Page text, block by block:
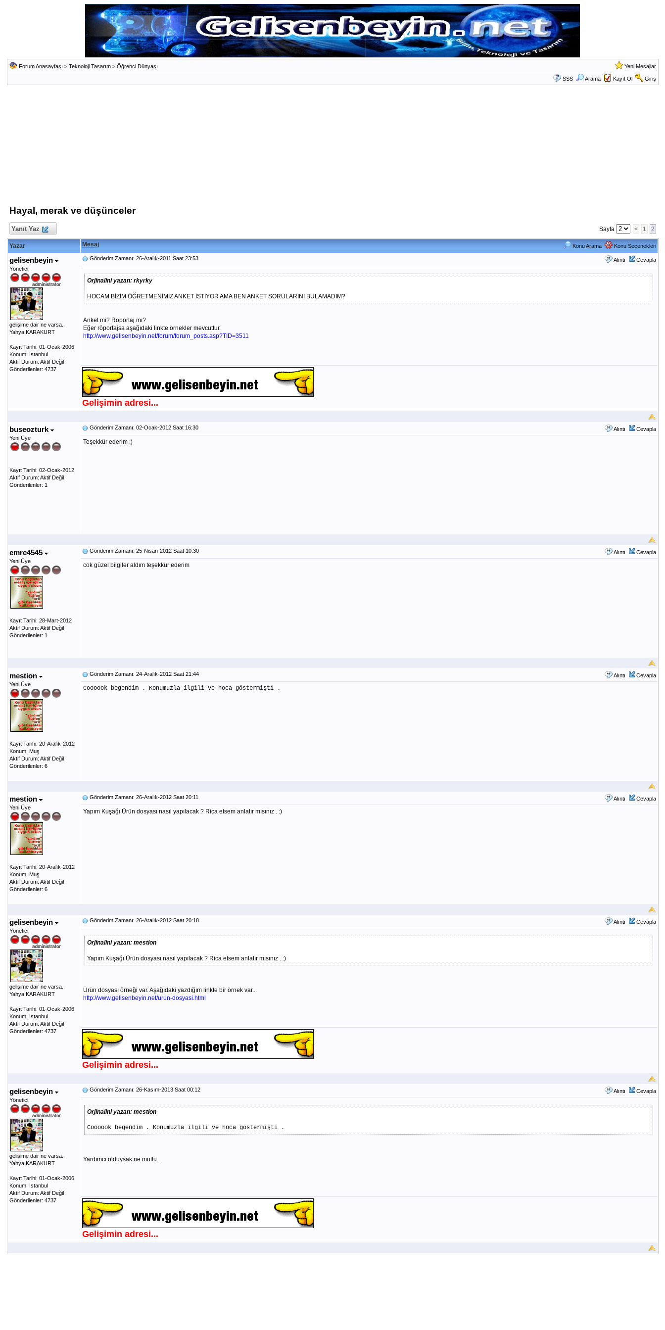
Forum Anasayfası > Teknoloji Tasarım> Öğrenci Dünyası Yeni Mesajlar
SSS Arama Kayıt Ol Giriş
Hayal, merak ve düşünceler
Yanıt Yaz Sayfa < 1 2
Yazar Mesaj Konu Arama Konu Seçenekleri
gelisenbeyin
Yönetici
gelişime dair ne varsa..
Yahya KARAKURT
Kayıt Tarihi: 01-Ocak-2006
Konum: Istanbul
Aktif Durum: Aktif Değil
Gönderilenler: 4737
Alıntı Cevapla
Gönderim Zamanı: 26-Aralık-2011 Saat 23:53
Orjinalini yazan: rkyrky
HOCAM BİZİM ÖĞRETMENİMİZ ANKET İSTİYOR AMA BEN ANKET SORULARINI BULAMADIM?
Anket mi? Röportaj mı?
Eğer röportajsa aşağıdaki linkte örnekler mevcuttur.
http://www.gelisenbeyin.net/forum/forum_posts.asp?TID=3511
Gelişimin adresi...
buseozturk
Yeni Üye
Kayıt Tarihi: 02-Ocak-2012
Aktif Durum: Aktif Değil
Gönderilenler: 1
Alıntı Cevapla
Gönderim Zamanı: 02-Ocak-2012 Saat 16:30
Teşekkür ederim :)
emre4545
Yeni Üye
Kayıt Tarihi: 28-Mart-2012
Aktif Durum: Aktif Değil
Gönderilenler: 1
Alıntı Cevapla
Gönderim Zamanı: 25-Nisan-2012 Saat 10:30
cok güzel bilgiler aldım teşekkür ederim
mestion
Yeni Üye
Kayıt Tarihi: 20-Aralık-2012
Konum: Muş
Aktif Durum: Aktif Değil
Gönderilenler: 6
Alıntı Cevapla
Gönderim Zamanı: 24-Aralık-2012 Saat 21:44
Coooook begendim . Konumuzla ilgili ve hoca göstermişti .
mestion
Yeni Üye
Kayıt Tarihi: 20-Aralık-2012
Konum: Muş
Aktif Durum: Aktif Değil
Gönderilenler: 6
Alıntı Cevapla
Gönderim Zamanı: 26-Aralık-2012 Saat 20:11
Yapım Kuşağı Ürün dosyası nasıl yapılacak ? Rica etsem anlatır mısınız . :)
gelisenbeyin
Yönetici
gelişime dair ne varsa..
Yahya KARAKURT
Kayıt Tarihi: 01-Ocak-2006
Konum: Istanbul
Aktif Durum: Aktif Değil
Gönderilenler: 4737
Alıntı Cevapla
Gönderim Zamanı: 26-Aralık-2012 Saat 20:18
Orjinalini yazan: mestion
Yapım Kuşağı Ürün dosyası nasıl yapılacak ? Rica etsem anlatır mısınız . :)
Ürün dosyası örneği var. Aşağıdaki yazdığım linkte bir örnek var...
http://www.gelisenbeyin.net/urun-dosyasi.html
Gelişimin adresi...
gelisenbeyin
Yönetici
gelişime dair ne varsa..
Yahya KARAKURT
Kayıt Tarihi: 01-Ocak-2006
Konum: Istanbul
Aktif Durum: Aktif Değil
Gönderilenler: 4737
Alıntı Cevapla
Gönderim Zamanı: 26-Kasım-2013 Saat 00:12
Orjinalini yazan: mestion
Coooook begendim . Konumuzla ilgili ve hoca göstermişti .
Yardımcı olduysak ne mutlu...
Gelişimin adresi...